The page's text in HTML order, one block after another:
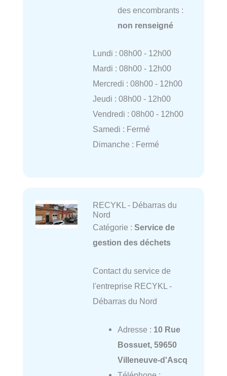
des encombrants :
non renseigné
Lundi : 08h00 - 12h00
Mardi : 08h00 - 12h00
Mercredi : 08h00 - 12h00
Jeudi : 08h00 - 12h00
Vendredi : 08h00 - 12h00
Samedi : Fermé
Dimanche : Fermé
RECYKL - Débarras du
Nord
Catégorie : Service de
gestion des déchets
Contact du service de
l'entreprise RECYKL -
Débarras du Nord
Adresse : 10 Rue
Bossuet, 59650
Villeneuve-d'Ascq